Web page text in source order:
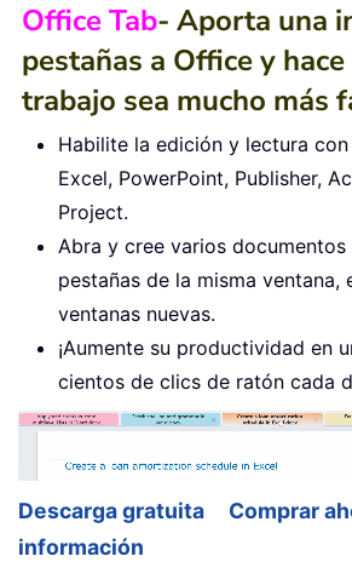
Office Tab- Aporta una
pestañas a Office y
trabajo sea mucho más
Habilite la edición y lectura
Excel, PowerPoint, Publisher,
Project.
Abra y cree varios documentos
pestañas de la misma ventana,
ventanas nuevas.
¡Aumente su productividad en
cientos de clics de ratón cada
Descarga gratuita Comprar
información